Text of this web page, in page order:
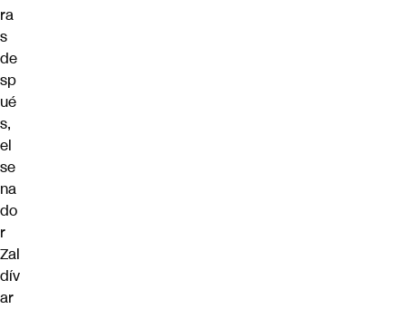
ra
s
de
sp
ué
s,
el
se
na
do
r
Zal
dív
ar